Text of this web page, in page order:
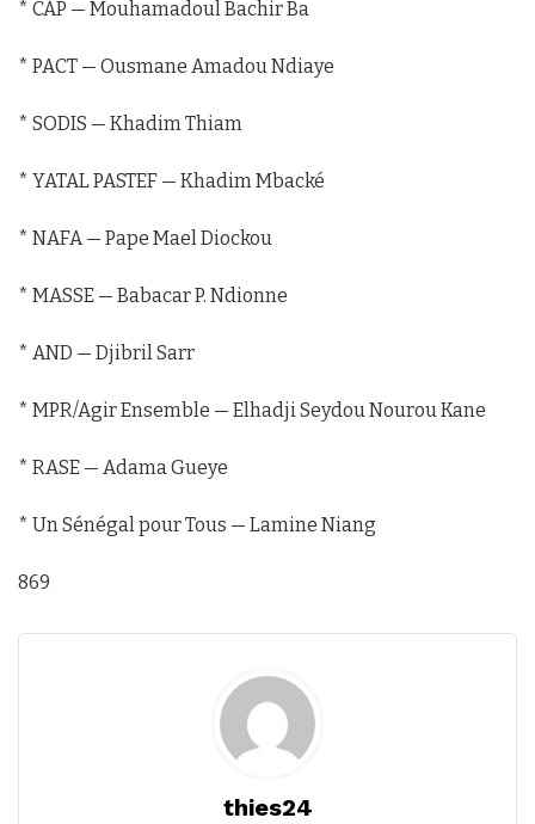
* CAP — Mouhamadoul Bachir Ba
* PACT — Ousmane Amadou Ndiaye
* SODIS — Khadim Thiam
* YATAL PASTEF — Khadim Mbacké
* NAFA — Pape Mael Diockou
* MASSE — Babacar P. Ndionne
* AND — Djibril Sarr
* MPR/Agir Ensemble — Elhadji Seydou Nourou Kane
* RASE — Adama Gueye
* Un Sénégal pour Tous — Lamine Niang
869
thies24